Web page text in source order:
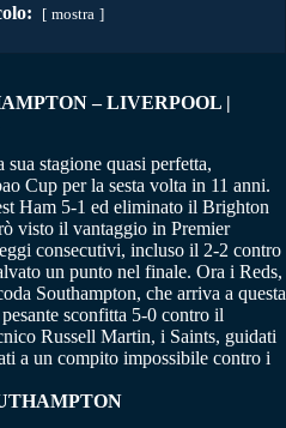
mostra
– LIVERPOOL |
stagione quasi perfetta,
Cup per la sesta volta in 11 anni.
Ham 5-1 ed eliminato il Brighton
visto il vantaggio in Premier
consecutivi, incluso il 2-2 contro
un punto nel finale. Ora i Reds,
Southampton, che arriva a questa
sconfitta 5-0 contro il
Russell Martin, i Saints, guidati
a un compito impossibile contro i